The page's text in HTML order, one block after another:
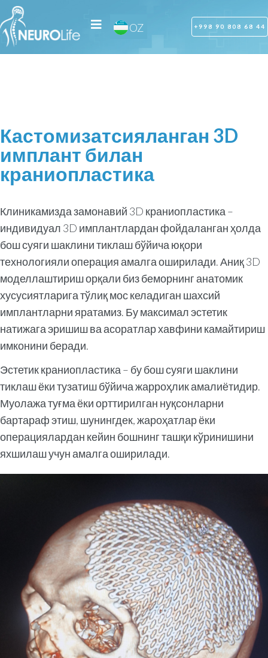
OZ
UZ
+998 90 808 68 44
Кастомизатсияланган 3D
имплант билан
краниопластика
Клиникамизда замонавий 3D краниопластика –
индивидуал 3D имплантлардан фойдаланган ҳолда
бош суяги шаклини тиклаш бўйича юқори
технологияли операция амалга оширилади. Аниқ 3D
моделлаштириш орқали биз беморнинг анатомик
хусусиятларига тўлиқ мос келадиган шахсий
имплантларни яратамиз. Бу максимал эстетик
натижага эришиш ва асоратлар хавфини камайтириш
имконини беради.
Эстетик краниопластика – бу бош суяги шаклини
тиклаш ёки тузатиш бўйича жарроҳлик амалиётидир.
Муолажа туғма ёки орттирилган нуқсонларни
бартараф этиш, шунингдек, жароҳатлар ёки
операциялардан кейин бошнинг ташқи кўринишини
яхшилаш учун амалга оширилади.